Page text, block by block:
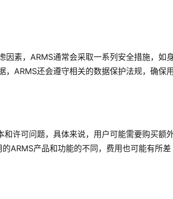
素，ARMS通常会采取一系列安全措施，如
ARMS还会遵守相关的数据保护法规，确保
许可问题，具体来说，用户可能需要购买额
ARMS产品和功能的不同，费用也可能有所差